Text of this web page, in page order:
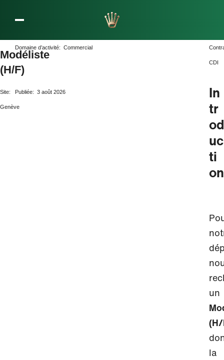
Modéliste
(H/F)
Domaine d’activité: Commercial
CDI
Site:
Genève
Publiée: 3 août 2026
In
tr
od
uc
ti
on
un
la